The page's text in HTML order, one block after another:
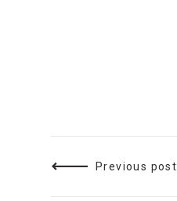
Previous post